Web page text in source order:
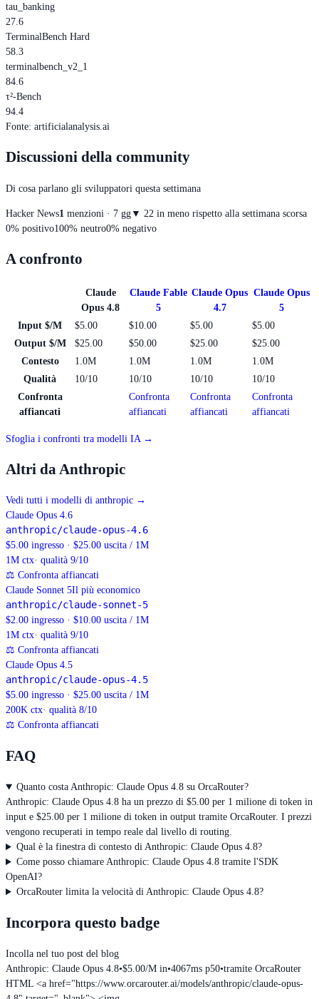
tau_banking
27.6
TerminalBench Hard
58.3
terminalbench_v2_1
84.6
τ²-Bench
94.4
Fonte: artificialanalysis.ai
Discussioni della community
Di cosa parlano gli sviluppatori questa settimana
Hacker News1 menzioni · 7 gg ▼ 22 in meno rispetto alla settimana scorsa
0% positivo100% neutro0% negativo
A confronto
Claude
Opus 4.8
Claude Fable
5
Claude Opus
4.7
Claude Opus
5
Input $/M
$5.00 $10.00 $5.00
$5.00
Output $/M
$25.00 $50.00 $25.00
$25.00
Contesto
1.0M 1.0M 1.0M
1.0M
Qualità
10/10 10/10 10/10
10/10
Confronta
affiancati
Confronta
affiancati
Confronta
affiancati
Confronta
affiancati
Sfoglia i confronti tra modelli IA →
Altri da Anthropic
Vedi tutti i modelli di anthropic →
Claude Opus 4.6
anthropic/claude-opus-4.6
$5.00 ingresso · $25.00 uscita / 1M
1M ctx· qualità 9/10
⚖ Confronta affiancati
Claude Sonnet 5Il più economico
anthropic/claude-sonnet-5
$2.00 ingresso · $10.00 uscita / 1M
1M ctx· qualità 9/10
⚖ Confronta affiancati
Claude Opus 4.5
anthropic/claude-opus-4.5
$5.00 ingresso · $25.00 uscita / 1M
200K ctx· qualità 8/10
⚖ Confronta affiancati
FAQ
Quanto costa Anthropic: Claude Opus 4.8 su OrcaRouter?
Anthropic: Claude Opus 4.8 ha un prezzo di $5.00 per 1 milione di token in
input e $25.00 per 1 milione di token in output tramite OrcaRouter. I prezzi
vengono recuperati in tempo reale dal livello di routing.
Qual è la finestra di contesto di Anthropic: Claude Opus 4.8?
Come posso chiamare Anthropic: Claude Opus 4.8 tramite l'SDK
OpenAI?
OrcaRouter limita la velocità di Anthropic: Claude Opus 4.8?
Incorpora questo badge
Incolla nel tuo post del blog
Anthropic: Claude Opus 4.8•$5.00/M in•4067ms p50•tramite OrcaRouter
HTML <a href="https://www.orcarouter.ai/models/anthropic/claude-opus-